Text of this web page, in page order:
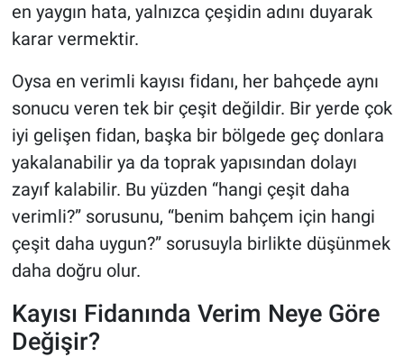
en yaygın hata, yalnızca çeşidin adını duyarak
karar vermektir.
Oysa en verimli kayısı fidanı, her bahçede aynı
sonucu veren tek bir çeşit değildir. Bir yerde çok
iyi gelişen fidan, başka bir bölgede geç donlara
yakalanabilir ya da toprak yapısından dolayı
zayıf kalabilir. Bu yüzden “hangi çeşit daha
verimli?” sorusunu, “benim bahçem için hangi
çeşit daha uygun?” sorusuyla birlikte düşünmek
daha doğru olur.
Kayısı Fidanında Verim Neye Göre
Değişir?